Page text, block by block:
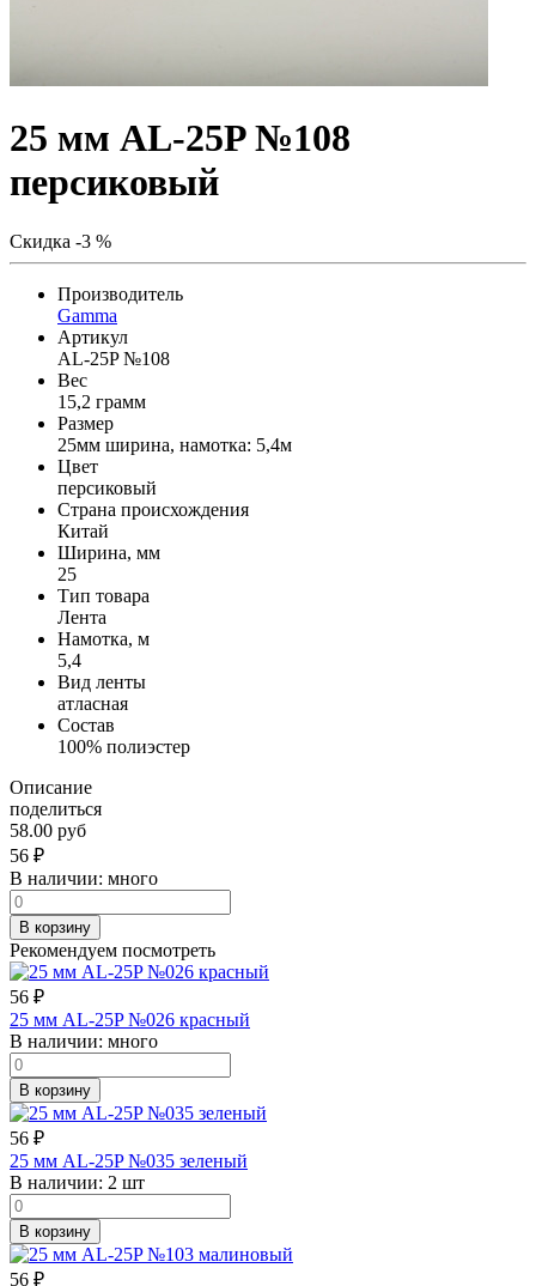
25 мм AL-25P №108
персиковый
Скидка -3 %
Производитель
Gamma
Артикул
AL-25P №108
Вес
15,2 грамм
Размер
25мм ширина, намотка: 5,4м
Цвет
персиковый
Страна происхождения
Китай
Ширина, мм
25
Тип товара
Лента
Намотка, м
5,4
Вид ленты
атласная
Состав
100% полиэстер
Описание
поделиться
58.00 руб
56 ₽
В наличии: много
В корзину
Рекомендуем посмотреть
56 ₽
25 мм AL-25P №026 красный
В наличии: много
В корзину
56 ₽
25 мм AL-25P №035 зеленый
В наличии: 2 шт
В корзину
56 ₽